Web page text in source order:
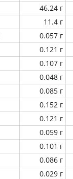
46.24 г
11.4 г
0.057 г
0.121 г
0.107 г
0.048 г
0.085 г
0.152 г
0.121 г
0.059 г
0.101 г
0.086 г
0.029 г